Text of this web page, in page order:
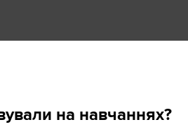
на навчаннях?